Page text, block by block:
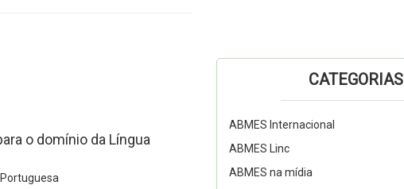
o domínio da Língua
CATEGORIAS
ABMES Internacional
ABMES Linc
ABMES na mídia